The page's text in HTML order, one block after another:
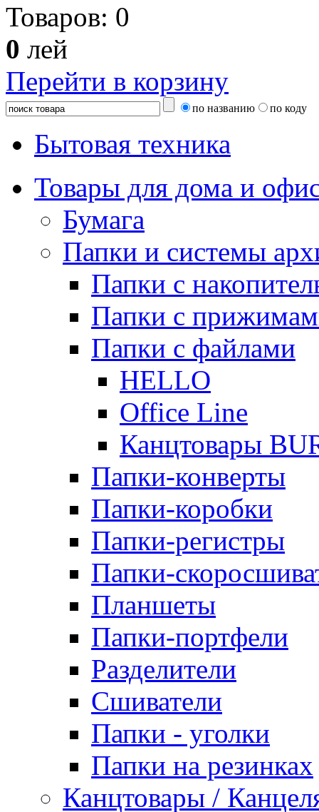
Товаров: 0
0 лей
Перейти в корзину
по названию по коду
Бытовая техника
Товары для дома и
Бумага
Папки и системы
Папки с
Папки с
Папки с файлами
HELLO
Office Line
Канцтовары
Папки-конверты
Папки-коробки
Папки-регистры
Папки-
Планшеты
Папки-портфели
Разделители
Сшиватели
Папки - уголки
Папки на резинках
Канцтовары /